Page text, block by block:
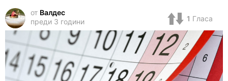
от Валдес
преди 3 години
1 Гласа